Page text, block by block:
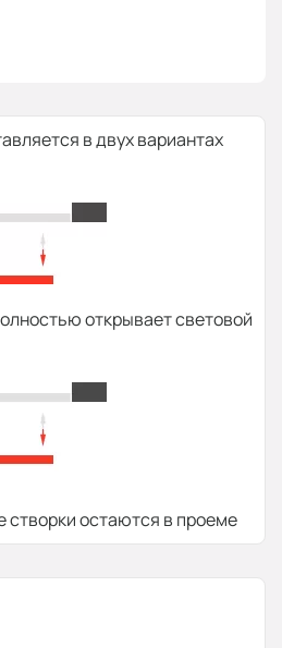
в двух вариантах
открывает световой
створки остаются в проеме